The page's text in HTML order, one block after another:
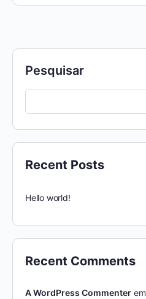
Pesquisar
Recent Posts
Hello world!
Recent Comments
A WordPress Commenter em